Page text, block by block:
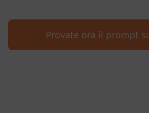
Provate ora il prompt